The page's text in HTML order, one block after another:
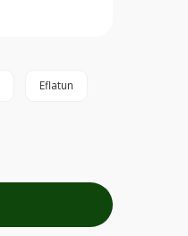
Eflatun